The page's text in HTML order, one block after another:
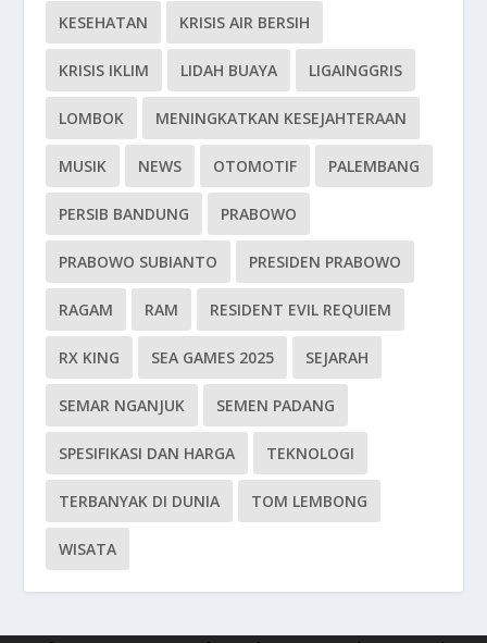
KESEHATAN KRISIS AIR BERSIH
KRISIS IKLIM LIDAH BUAYA LIGAINGGRIS
LOMBOK MENINGKATKAN KESEJAHTERAAN
MUSIK NEWS OTOMOTIF PALEMBANG
PERSIB BANDUNG PRABOWO
PRABOWO SUBIANTO PRESIDEN PRABOWO
RAGAM RAM RESIDENT EVIL REQUIEM
RX KING SEA GAMES 2025 SEJARAH
SEMAR NGANJUK SEMEN PADANG
SPESIFIKASI DAN HARGA TEKNOLOGI
TERBANYAK DI DUNIA TOM LEMBONG
WISATA